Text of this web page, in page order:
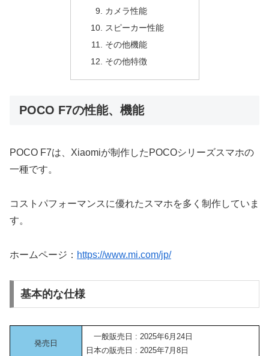
カメラ性能
スピーカー性能
その他機能
その他特徴
POCO F7の性能、機能
POCO F7は、Xiaomiが制作したPOCOシリーズスマホの
一種です。
コストパフォーマンスに優れたスマホを多く制作していま
す。
ホームページ： https://www.mi.com/jp/
基本的な仕様
発売日
一般販売日 : 2025年6月24日
日本の販売日 : 2025年7月8日